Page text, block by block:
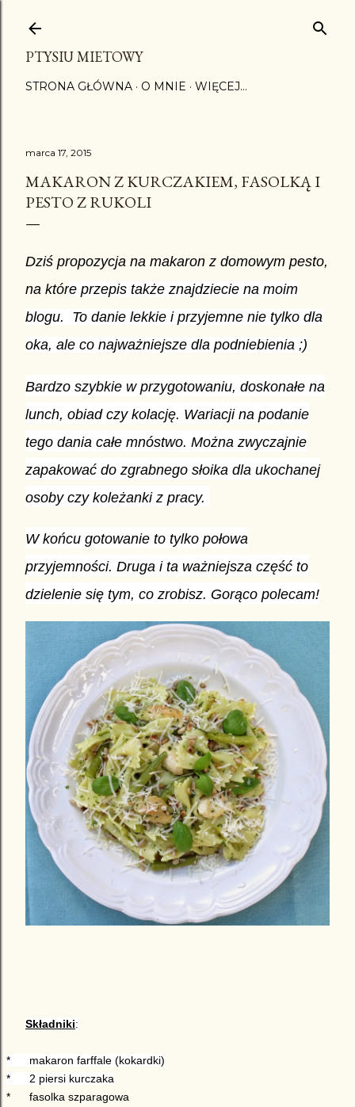
PTYSIU MIETOWY
STRONA GŁÓWNA O MNIE WIĘCEJ…
marca 17, 2015
MAKARON Z KURCZAKIEM, FASOLKĄ I
PESTO Z RUKOLI
Dziś propozycja na makaron z domowym pesto,
na które przepis także znajdziecie na moim
blogu. To danie lekkie i przyjemne nie tylko dla
oka, ale co najważniejsze dla podniebienia ;)
Bardzo szybkie w przygotowaniu, doskonałe na
lunch, obiad czy kolację. Wariacji na podanie
tego dania całe mnóstwo. Można zwyczajnie
zapakować do zgrabnego słoika dla ukochanej
osoby czy koleżanki z pracy.
W końcu gotowanie to tylko połowa
przyjemności. Druga i ta ważniejsza część to
dzielenie się tym, co zrobisz. Gorąco polecam!
Składniki:
*
makaron farffale (kokardki)
* 2 piersi kurczaka
*
fasolka szparagowa